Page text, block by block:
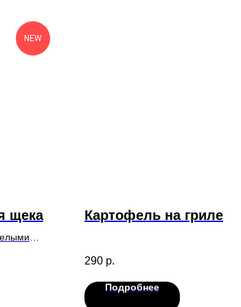
NEW
щека Картофель на гриле
290 р.
Подробнее